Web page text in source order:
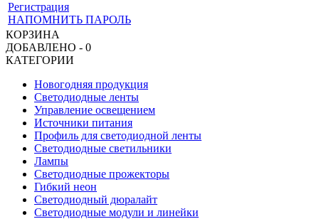
Регистрация
НАПОМНИТЬ ПАРОЛЬ
КОРЗИНА
ДОБАВЛЕНО - 0
КАТЕГОРИИ
Новогодняя продукция
Светодиодные ленты
Управление освещением
Источники питания
Профиль для светодиодной ленты
Светодиодные светильники
Лампы
Светодиодные прожекторы
Гибкий неон
Светодиодный дюралайт
Светодиодные модули и линейки